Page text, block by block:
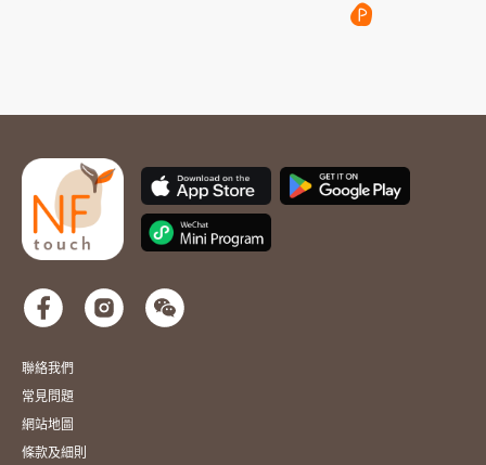
聯絡我們
常見問題
網站地圖
條款及細則